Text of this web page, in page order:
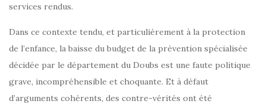
services rendus.
Dans ce contexte tendu, et particulièrement à la protection
de l’enfance, la baisse du budget de la prévention spécialisée
décidée par le département du Doubs est une faute politique
grave, incompréhensible et choquante. Et à défaut
d’arguments cohérents, des contre-vérités ont été